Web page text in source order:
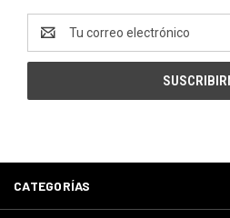
de
correo
CATEGORÍAS